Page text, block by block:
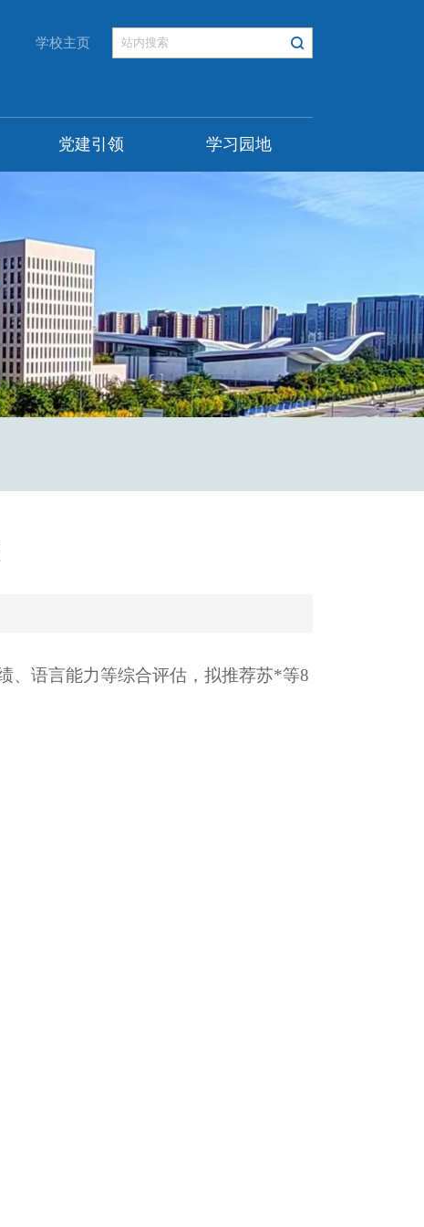
学校主页
党建引领 学习园地
、语言能力等综合评估，拟推荐苏*等8